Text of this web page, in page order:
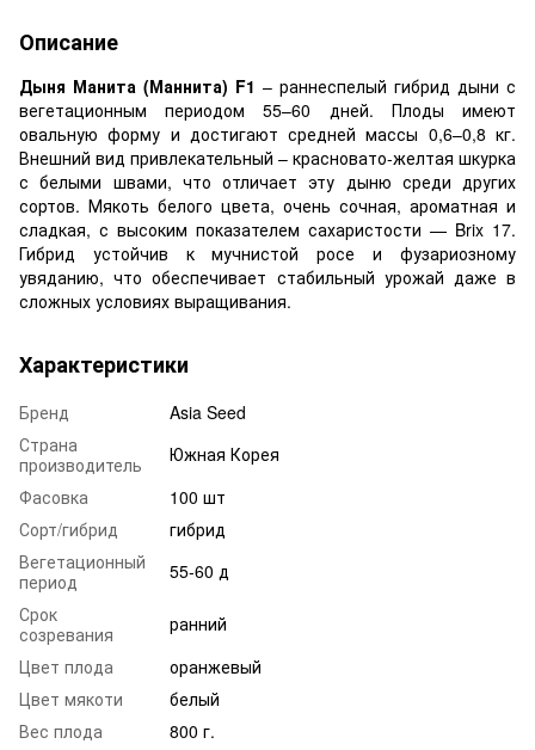
Описание
Дыня Манита (Маннита) F1 – раннеспелый гибрид дыни с
вегетационным периодом 55–60 дней. Плоды имеют
овальную форму и достигают средней массы 0,6–0,8 кг.
Внешний вид привлекательный – красновато-желтая шкурка
с белыми швами, что отличает эту дыню среди других
сортов. Мякоть белого цвета, очень сочная, ароматная и
сладкая, с высоким показателем сахаристости — Brix 17.
Гибрид устойчив к мучнистой росе и фузариозному
увяданию, что обеспечивает стабильный урожай даже в
сложных условиях выращивания.
Характеристики
Бренд
Asia Seed
Страна
производитель
Южная Корея
Фасовка
100 шт
Сорт/гибрид
гибрид
Вегетационный
период
55-60 д
Срок
созревания
ранний
Цвет плода
оранжевый
Цвет мякоти
белый
Вес плода
800 г.